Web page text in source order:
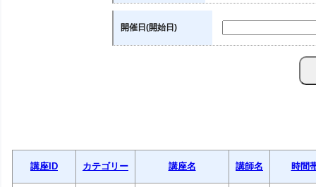
開催日(開始日)
講座ID カテゴリー 講座名 講師名 時間